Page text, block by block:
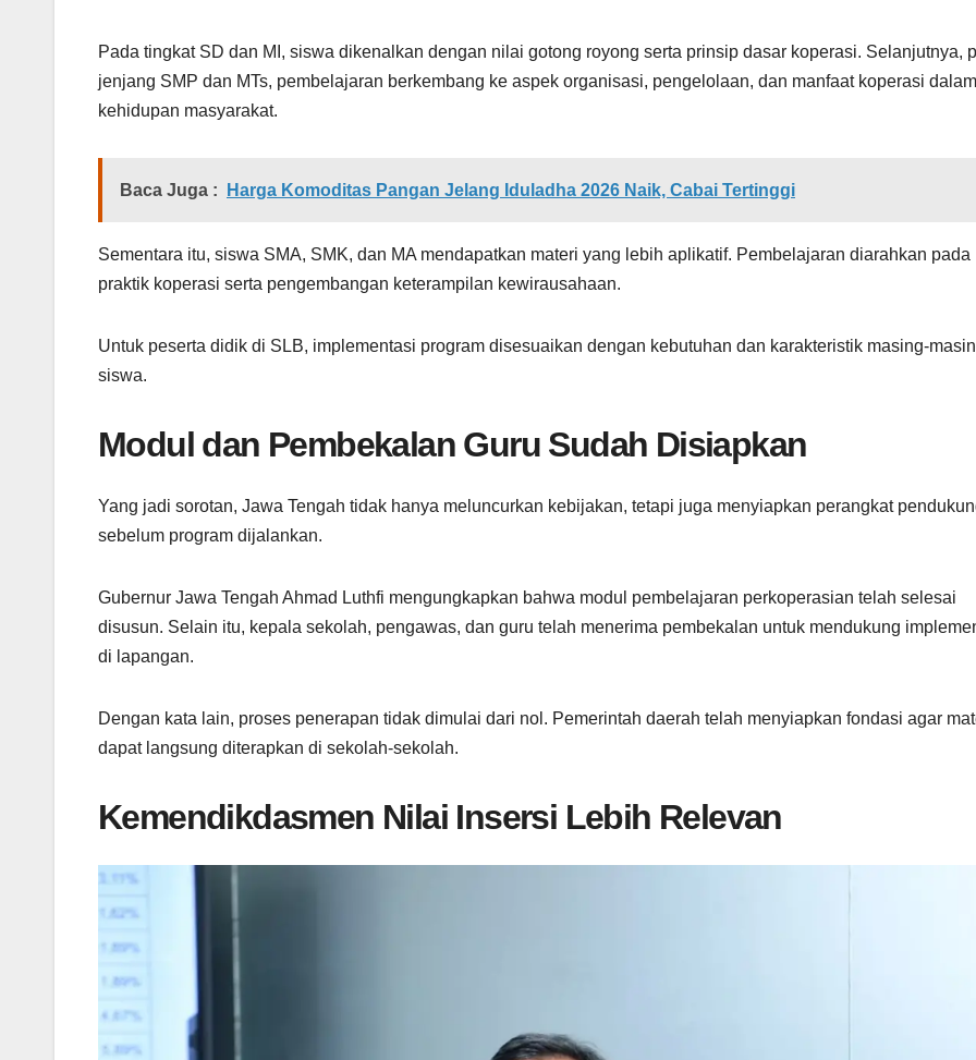
Pada tingkat SD dan MI, siswa dikenalkan dengan nilai gotong royong serta prinsip dasar koperasi. Selanjutnya,
jenjang SMP dan MTs, pembelajaran berkembang ke aspek organisasi, pengelolaan, dan manfaat koperasi dalam
kehidupan masyarakat.
Baca Juga : Harga Komoditas Pangan Jelang Iduladha 2026 Naik, Cabai Tertinggi
Sementara itu, siswa SMA, SMK, dan MA mendapatkan materi yang lebih aplikatif. Pembelajaran diarahkan pada
praktik koperasi serta pengembangan keterampilan kewirausahaan.
Untuk peserta didik di SLB, implementasi program disesuaikan dengan kebutuhan dan karakteristik masing-
siswa.
Modul dan Pembekalan Guru Sudah Disiapkan
Yang jadi sorotan, Jawa Tengah tidak hanya meluncurkan kebijakan, tetapi juga menyiapkan perangkat
sebelum program dijalankan.
Gubernur Jawa Tengah Ahmad Luthfi mengungkapkan bahwa modul pembelajaran perkoperasian telah selesai
disusun. Selain itu, kepala sekolah, pengawas, dan guru telah menerima pembekalan untuk mendukung
di lapangan.
Dengan kata lain, proses penerapan tidak dimulai dari nol. Pemerintah daerah telah menyiapkan fondasi agar
dapat langsung diterapkan di sekolah-sekolah.
Kemendikdasmen Nilai Insersi Lebih Relevan